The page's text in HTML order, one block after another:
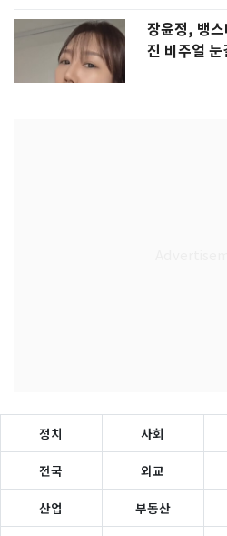
장윤정, 뱅
진 비주얼 눈
정치 사회
전국 외교
산업 부동산